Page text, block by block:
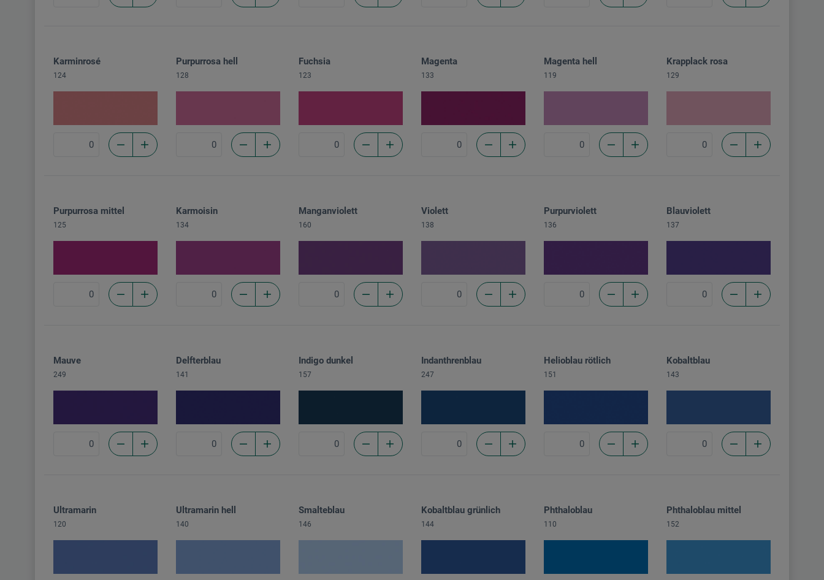
Karminrosé
124
Purpurrosa hell
128
Fuchsia
123
Magenta
133
Magenta hell
119
Krapplack rosa
129
Purpurrosa mittel
125
Karmoisin
134
Manganviolett
160
Violett
138
Purpurviolett
136
Blauviolett
137
Mauve
249
Delfterblau
141
Indigo dunkel
157
Indanthrenblau
247
Helioblau rötlich
151
Kobaltblau
143
Ultramarin
120
Ultramarin hell
140
Smalteblau
146
Kobaltblau grünlich
144
Phthaloblau
110
Phthaloblau mittel
152